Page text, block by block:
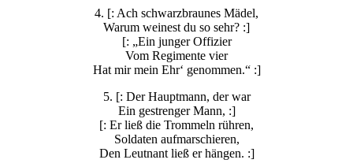
4. [: Ach schwarzbraunes Mädel,
Warum weinest du so sehr? :]
[: „Ein junger Offizier
Vom Regimente vier
Hat mir mein Ehr‘ genommen.“ :]
5. [: Der Hauptmann, der war
Ein gestrenger Mann, :]
[: Er ließ die Trommeln rühren,
Soldaten aufmarschieren,
Den Leutnant ließ er hängen. :]